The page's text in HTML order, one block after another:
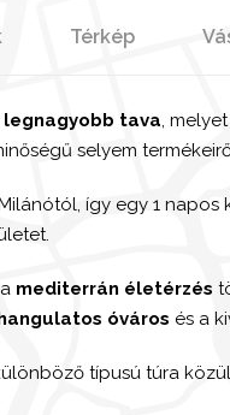
Térkép
tava , melyet
selyem
így egy 1
mediterrán életérzés
óváros és a
típusú túra